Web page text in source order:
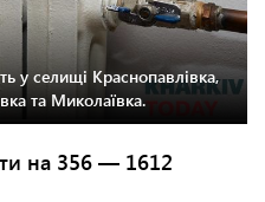
у селищі Краснопавлівка,
та Миколаївка.
на 356 — 1612